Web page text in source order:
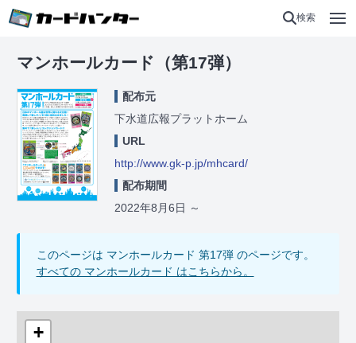
検索
マンホールカード（第17弾）
配布元
下水道広報プラットホーム
URL
http://www.gk-p.jp/mhcard/
配布期間
2022年8月6日 ～
このページは マンホールカード 第17弾 のページです。
すべての マンホールカード はこちらから。
+